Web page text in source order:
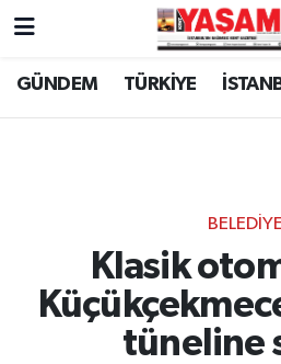
GÜNDEM TÜRKİYE
BELEDİYE
Klasik
tüneline